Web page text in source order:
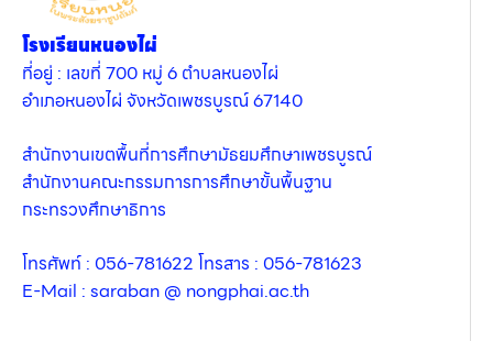
โรงเรียนหนองไผ่
ที่อยู่ : เลขที่ 700 หมู่ 6 ตำบลหนองไผ่
อำเภอหนองไผ่ จังหวัดเพชรบูรณ์ 67140
สำนักงานเขตพื้นที่การศึกษามัธยมศึกษาเพชรบูรณ์
สำนักงานคณะกรรมการการศึกษาขั้นพื้นฐาน
กระทรวงศึกษาธิการ
โทรศัพท์ : 056-781622 โทรสาร : 056-781623
E-Mail : saraban @ nongphai.ac.th